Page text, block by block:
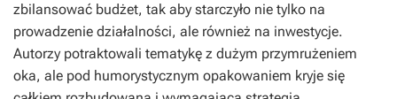
zbilansować budżet, tak aby starczyło nie tylko na
prowadzenie działalności, ale również na inwestycje.
Autorzy potraktowali tematykę z dużym przymrużeniem
oka, ale pod humorystycznym opakowaniem kryje się